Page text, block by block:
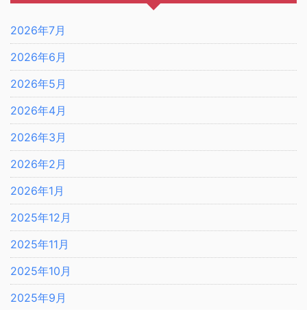
2026年7月
2026年6月
2026年5月
2026年4月
2026年3月
2026年2月
2026年1月
2025年12月
2025年11月
2025年10月
2025年9月